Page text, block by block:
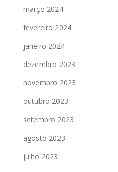
março 2024
fevereiro 2024
janeiro 2024
dezembro 2023
novembro 2023
outubro 2023
setembro 2023
agosto 2023
julho 2023